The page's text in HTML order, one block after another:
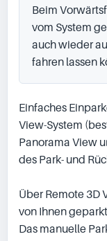
Beim
vom System
auch wieder
fahren lassen
Einfaches
View-System
Panorama View
des Park- und
Über Remote 3D
von Ihnen
Das manuelle